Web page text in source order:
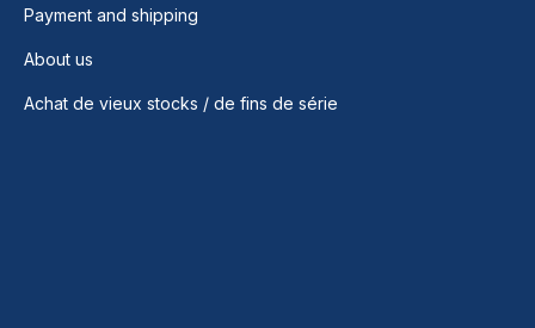
Payment and shipping
About us
Achat de vieux stocks / de fins de série